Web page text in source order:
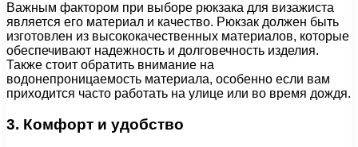
Важным фактором при выборе рюкзака для визажиста
является его материал и качество. Рюкзак должен быть
изготовлен из высококачественных материалов, которые
обеспечивают надежность и долговечность изделия.
Также стоит обратить внимание на
водонепроницаемость материала, особенно если вам
приходится часто работать на улице или во время дождя.
3. Комфорт и удобство